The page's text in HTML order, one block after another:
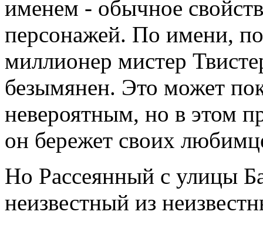
именем - обычное
персонажей. По имени,
миллионер мистер
безымянен. Это может
невероятным, но в этом
он бережет своих
Но Рассеянный с улицы
неизвестный из